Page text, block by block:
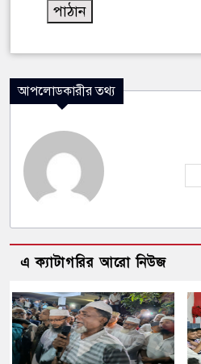
আপলোডকারীর তথ্য
এ ক্যাটাগরির আরো নিউজ